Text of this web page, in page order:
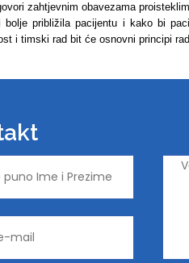
zahtjevnim obavezama
približila pacijentu i kako bi
i timski rad bit će osnovni principi